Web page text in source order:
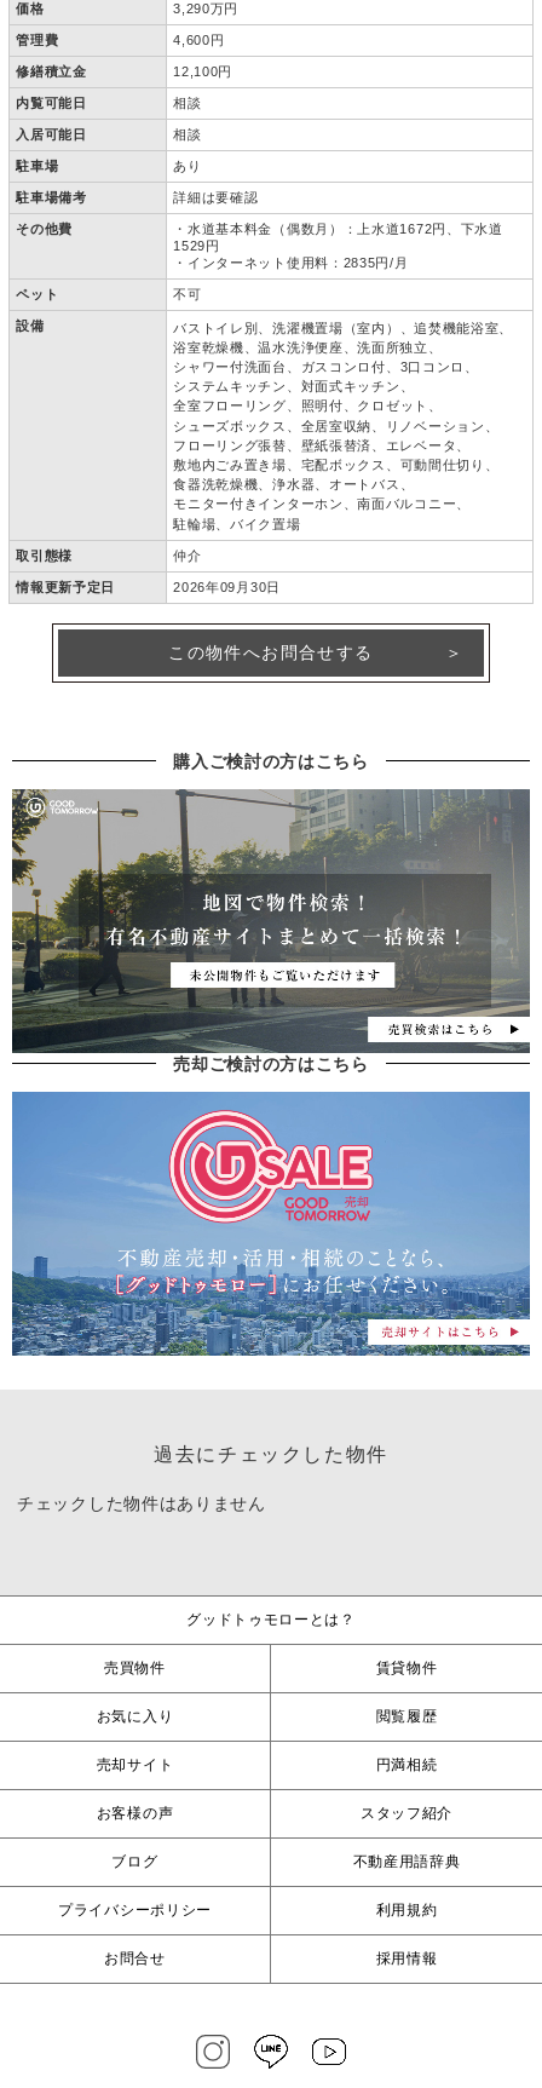
価格 3,290万円
管理費 4,600円
修繕積立金 12,100円
内覧可能日 相談
入居可能日 相談
駐車場 あり
駐車場備考 詳細は要確認
その他費
・水道基本料金（偶数月）：上水道1672円、下水道
1529円
・インターネット使用料：2835円/月
ペット 不可
設備 バストイレ別 洗濯機置場（室内）
追焚機能浴室
浴室乾燥機
温水洗浄便座
洗面所独立
シャワー付洗面台
ガスコンロ付
3口コンロ
システムキッチン
対面式キッチン
全室フローリング
照明付
クロゼット
シューズボックス
全居室収納
リノベーション
フローリング張替
壁紙張替済
エレベータ
敷地内ごみ置き場
宅配ボックス
可動間仕切り
食器洗乾燥機
浄水器
オートバス
モニター付きインターホン
南面バルコニー
駐輪場
バイク置場
取引態様 仲介
情報更新予定日 2026年09月30日
この物件へお問合せする
購入ご検討の方はこちら
売却ご検討の方はこちら
過去にチェックした物件
チェックした物件はありません
グッドトゥモローとは？
売買物件 賃貸物件
お気に入り 閲覧履歴
売却サイト 円満相続
お客様の声 スタッフ紹介
ブログ 不動産用語辞典
プライバシーポリシー 利用規約
お問合せ 採用情報